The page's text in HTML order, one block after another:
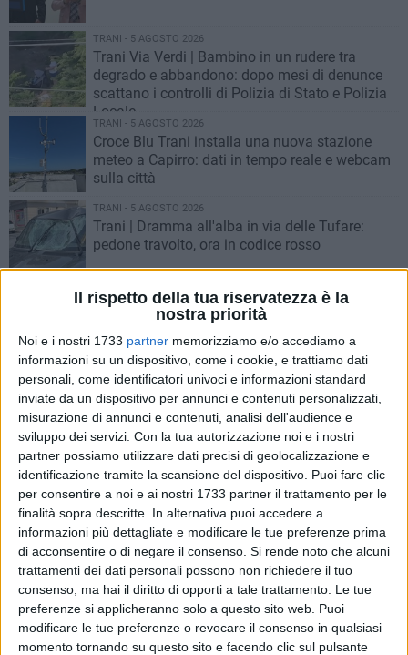
Il rispetto della tua riservatezza è la
nostra priorità
Noi e i nostri 1733 partner memorizziamo e/o accediamo a
informazioni su un dispositivo, come i cookie, e trattiamo dati
personali, come identificatori univoci e informazioni standard
inviate da un dispositivo per annunci e contenuti personalizzati,
misurazione di annunci e contenuti, analisi dell'audience e
sviluppo dei servizi. Con la tua autorizzazione noi e i nostri
partner possiamo utilizzare dati precisi di geolocalizzazione e
identificazione tramite la scansione del dispositivo. Puoi fare clic
per consentire a noi e ai nostri 1733 partner il trattamento per le
finalità sopra descritte. In alternativa puoi accedere a
informazioni più dettagliate e modificare le tue preferenze prima
di acconsentire o di negare il consenso. Si rende noto che alcuni
trattamenti dei dati personali possono non richiedere il tuo
consenso, ma hai il diritto di opporti a tale trattamento. Le tue
preferenze si applicheranno solo a questo sito web. Puoi
modificare le tue preferenze o revocare il consenso in qualsiasi
momento tornando su questo sito e facendo clic sul pulsante
TRANI - 5 AGOSTO 2026
Trani Via Verdi | Bambino in un rudere tra
degrado e abbandono: dopo mesi di denunce
scattano i controlli di Polizia di Stato e Polizia
Locale
TRANI - 5 AGOSTO 2026
Croce Blu Trani installa una nuova stazione
meteo a Capirro: dati in tempo reale e webcam
sulla città
TRANI - 5 AGOSTO 2026
Trani | Dramma all'alba in via delle Tufare:
pedone travolto, ora in codice rosso
TRANI - 5 AGOSTO 2026
Sanitaservice Asl Bt, Annachiara Rossiello
confermata amministratrice unica fino al 2028
TRANI - 4 AGOSTO 2026
Oikos Trani: «No a discarica e inceneritore»
TRANI - 4 AGOSTO 2026
Trani, scatta l'«Agenda Verde»: al via il piano
d'urgenza dell'Amministrazione Galiano per la
sicurezza del territorio
TRANI - 4 AGOSTO 2026
«Avventura Santa Geffa» torna per la 27ª
edizione: dieci giorni tra giochi, amicizia e la
scoperta di San Francesco
TRANI - 4 AGOSTO 2026
Trani, Ferragosto a Palazzo Beltrani sotto il